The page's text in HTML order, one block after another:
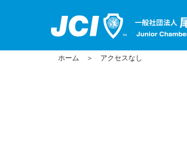
ホーム ＞ アクセスなし